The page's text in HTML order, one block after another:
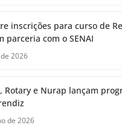
inscrições para curso de
parceria com o SENAI
2026
Rotary e Nurap lançam
de 2026